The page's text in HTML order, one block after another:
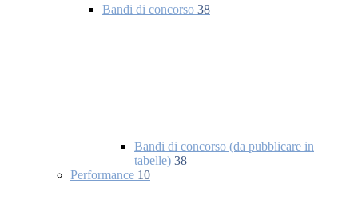
Bandi di concorso 38
Bandi di concorso (da pubblicare in
tabelle) 38
Performance 10